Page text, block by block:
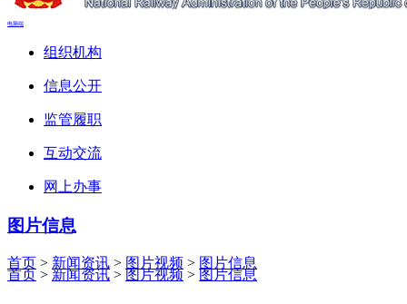
电脑端
组织机构
信息公开
监管履职
互动交流
网上办事
图片信息
首页 > 新闻资讯 > 图片视频 > 图片信息
首页 > 新闻资讯 > 图片视频 > 图片信息